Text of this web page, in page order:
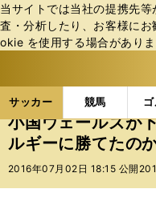
当サイトでは当社の提携先
査・分析したり、お客様に
okie を使⽤する場合があり
サッカー 競馬
ス
ポ
ル
サッカーの記事一覧
小国ウェールズが
ルギーに勝てたの
2016年07月02日 18:15 公開